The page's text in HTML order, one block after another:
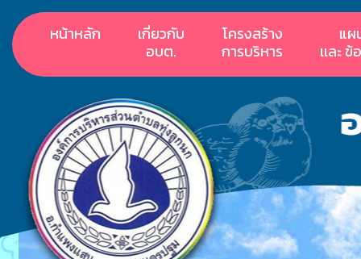
หน้าหลัก
เกี่ยวกับ
อบต.
โครงสร้าง
การบริหาร
แผ
เเละ